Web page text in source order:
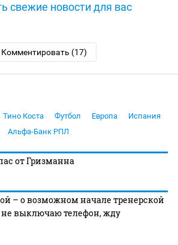
свежие новости для вас
Комментировать (17)
Тино Коста Футбол Европа
Испания
Альфа-Банк РПЛ
от Гризманна
– о возможном начале тренерской
не выключаю телефон, жду